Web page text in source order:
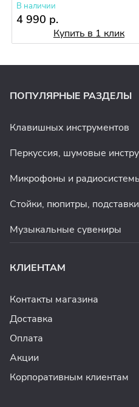
В наличии
4 990 р.
Купить в 1 клик
ПОПУЛЯРНЫЕ РАЗДЕЛЫ
Клавишных инструментов
Перкуссия, шумовые
Микрофоны и
Стойки, пюпитры, подставки
Музыкальные сувениры
КЛИЕНТАМ
Контакты магазина
Доставка
Оплата
Акции
Корпоративным клиентам